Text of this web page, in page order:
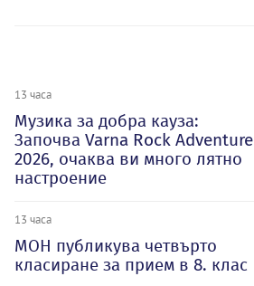
13 часа
Музика за добра кауза:
Започва Varna Rock Adventure
2026, очаква ви много лятно
настроение
13 часа
МОН публикува четвърто
класиране за прием в 8. клас